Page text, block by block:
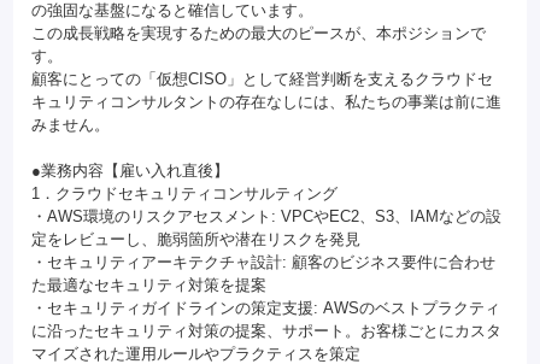
の強固な基盤になると確信しています。
この成長戦略を実現するための最大のピースが、本ポジションで
す。
顧客にとっての「仮想CISO」として経営判断を支えるクラウドセ
キュリティコンサルタントの存在なしには、私たちの事業は前に進
みません。
●業務内容【雇い入れ直後】
1．クラウドセキュリティコンサルティング
・AWS環境のリスクアセスメント: VPCやEC2、S3、IAMなどの設
定をレビューし、脆弱箇所や潜在リスクを発見
・セキュリティアーキテクチャ設計: 顧客のビジネス要件に合わせ
た最適なセキュリティ対策を提案
・セキュリティガイドラインの策定支援: AWSのベストプラクティ
に沿ったセキュリティ対策の提案、サポート。お客様ごとにカスタ
マイズされた運用ルールやプラクティスを策定